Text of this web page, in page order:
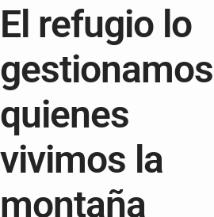
El refugio lo
gestionamos
quienes
vivimos la
montaña